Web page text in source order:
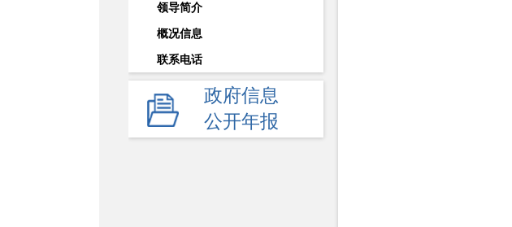
领导简介
概况信息
联系电话
政府信息
公开年报